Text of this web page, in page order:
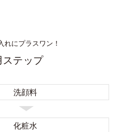
れにプラスワン！
ステップ
洗顔料
化粧水